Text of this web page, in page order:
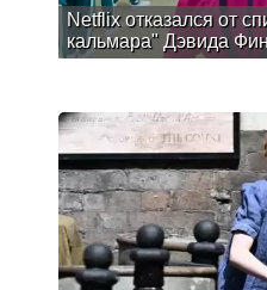
Netflix отказался от
кальмара" Дэвида